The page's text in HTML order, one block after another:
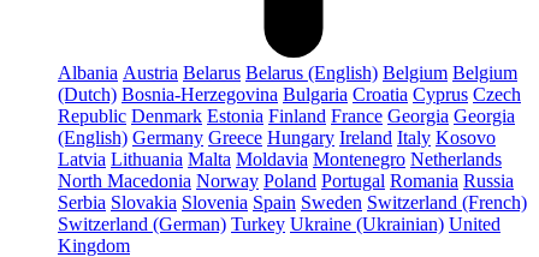
Albania Austria Belarus Belarus (English) Belgium Belgium
(Dutch) Bosnia-Herzegovina Bulgaria Croatia Cyprus Czech
Republic Denmark Estonia Finland France Georgia Georgia
(English) Germany Greece Hungary Ireland Italy Kosovo
Latvia Lithuania Malta Moldavia Montenegro Netherlands
North Macedonia Norway Poland Portugal Romania Russia
Serbia Slovakia Slovenia Spain Sweden Switzerland (French)
Switzerland (German) Turkey Ukraine (Ukrainian) United
Kingdom